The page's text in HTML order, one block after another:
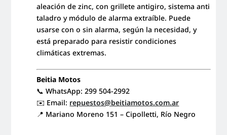
aleación de zinc, con grillete antigiro, sistema anti
taladro y módulo de alarma extraíble. Puede
usarse con o sin alarma, según la necesidad, y
está preparado para resistir condiciones
climáticas extremas.
Beitia Motos
📞 WhatsApp: 299 504-2992
✉️ Email: repuestos@beitiamotos.com.ar
📍 Mariano Moreno 151 – Cipolletti, Río Negro